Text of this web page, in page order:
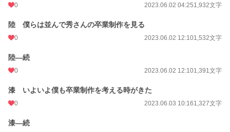
0 2023.06.02 04:251,932文字
陸 僕らは並んで秀さんの卒業制作を見る
0 2023.06.02 12:101,532文字
陸―続
0 2023.06.02 12:101,391文字
漆 いよいよ僕も卒業制作を考える時がきた
0 2023.06.03 10:161,327文字
漆―続